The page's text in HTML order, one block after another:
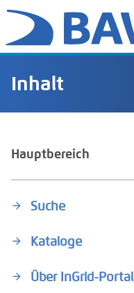
Inhalt
Hauptbereich
Suche
Kataloge
Über InGrid-Portal